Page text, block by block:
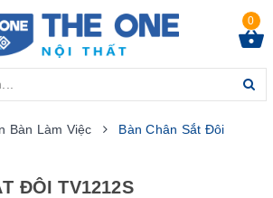
0
Bàn Làm Việc
Bàn Chân Sắt Đôi
ĐÔI TV1212S